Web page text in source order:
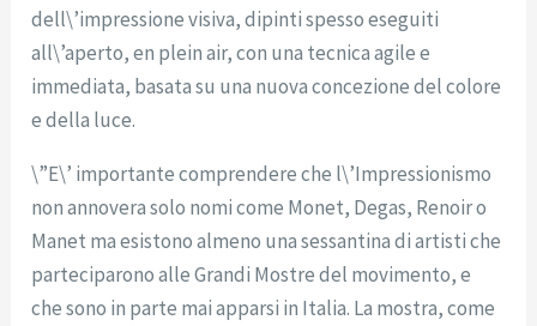
dell\’impressione visiva, dipinti spesso eseguiti
all\’aperto, en plein air, con una tecnica agile e
immediata, basata su una nuova concezione del colore
e della luce.
\”E\’ importante comprendere che l\’Impressionismo
non annovera solo nomi come Monet, Degas, Renoir o
Manet ma esistono almeno una sessantina di artisti che
parteciparono alle Grandi Mostre del movimento, e
che sono in parte mai apparsi in Italia. La mostra, come